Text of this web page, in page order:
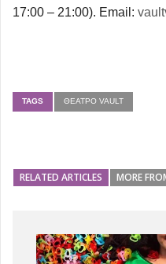
17:00 – 21:00). Email:
TAGS ΘΈΑΤΡΟ VAULT
RELATED ARTICLES MORE